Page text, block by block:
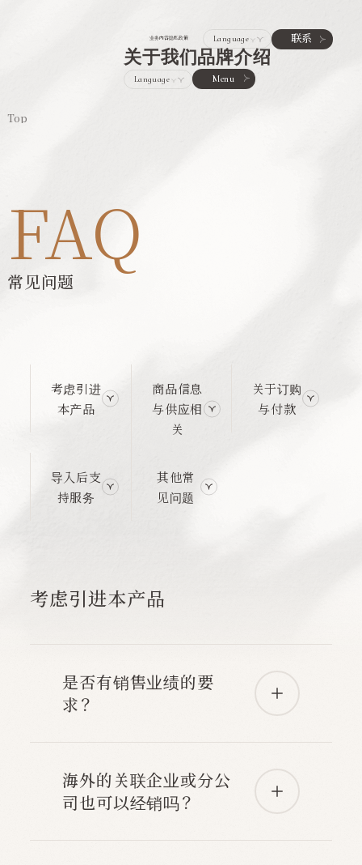
业务内容隐私政策
关于我们品牌介绍
联系
Menu
Top
FAQ
常见问题
考虑引进
本产品
商品信息
与供应相
关
关于订购
与付款
导入后支
持服务
其他常
见问题
考虑引进本产品
是否有销售业绩的要
求？
海外的关联企业或分公
司也可以经销吗？